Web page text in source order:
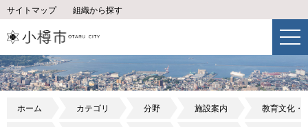
サイトマップ 組織から探す
ホーム カテゴリ 分野 施設案内 教育文化・